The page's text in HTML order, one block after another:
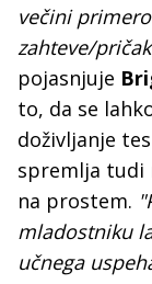
večini
zahteve/
pojasnjuje
to, da se
doživljanje
spremlja tudi
na prostem.
mladostniku
učnega